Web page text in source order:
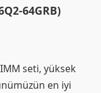
64GRB)
seti, yüksek
en iyi